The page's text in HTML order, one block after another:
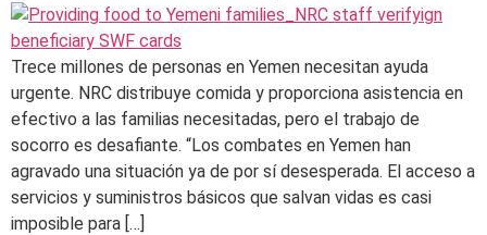
Trece millones de personas en Yemen necesitan ayuda
urgente. NRC distribuye comida y proporciona asistencia en
efectivo a las familias necesitadas, pero el trabajo de
socorro es desafiante. “Los combates en Yemen han
agravado una situación ya de por sí desesperada. El acceso a
servicios y suministros básicos que salvan vidas es casi
imposible para […]